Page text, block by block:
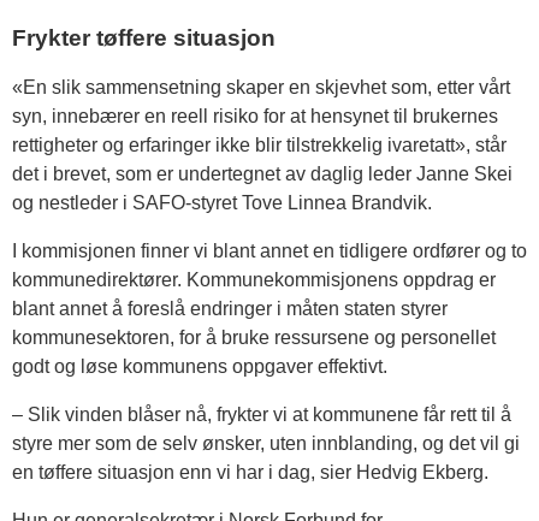
Frykter tøffere situasjon
«En slik sammensetning skaper en skjevhet som, etter vårt
syn, innebærer en reell risiko for at hensynet til brukernes
rettigheter og erfaringer ikke blir tilstrekkelig ivaretatt», står
det i brevet, som er undertegnet av daglig leder Janne Skei
og nestleder i SAFO-styret Tove Linnea Brandvik.
I kommisjonen finner vi blant annet en tidligere ordfører og to
kommunedirektører. Kommunekommisjonens oppdrag er
blant annet å foreslå endringer i måten staten styrer
kommunesektoren, for å bruke ressursene og personellet
godt og løse kommunens oppgaver effektivt.
– Slik vinden blåser nå, frykter vi at kommunene får rett til å
styre mer som de selv ønsker, uten innblanding, og det vil gi
en tøffere situasjon enn vi har i dag, sier Hedvig Ekberg.